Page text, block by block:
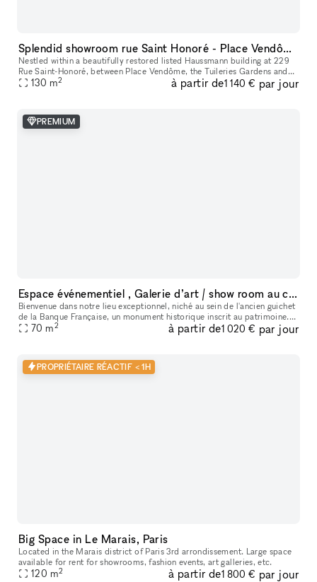
Splendid showroom rue Saint Honoré - Place Vendôme, in the heart of Paris fashion & culture district.
Nestled within a beautifully restored listed Haussmann building at 229
Rue Saint-Honoré, between Place Vendôme, the Tuileries Gardens and
the Louvre, 229LAB offers one of Paris' most prestigious addr
130 m2 à partir de1 140 € par jour
PREMIUM
Espace événementiel , Galerie d’art / show room au cœur de Paris
Bienvenue dans notre lieu exceptionnel, niché au sein de l'ancien guichet
de la Banque Française, un monument historique inscrit au patrimoine.
Cet espace polyvalent offre une variété d'options pour
70 m2 à partir de1 020 € par jour
PROPRIÉTAIRE RÉACTIF < 1H
Big Space in Le Marais, Paris
Located in the Marais district of Paris 3rd arrondissement. Large space
available for rent for showrooms, fashion events, art galleries, etc.
120 m2 à partir de1 800 € par jour